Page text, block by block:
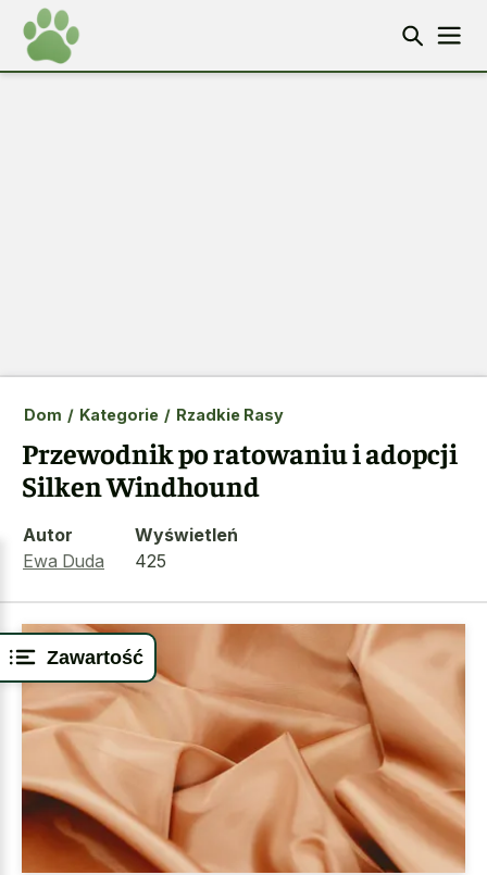
Zawartość
Dom / Kategorie / Rzadkie Rasy
Przewodnik po ratowaniu i adopcji
Silken Windhound
Autor
Ewa Duda
Wyświetleń
425